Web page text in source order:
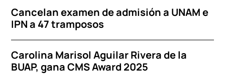
Cancelan examen de admisión a UNAM e
IPN a 47 tramposos
Carolina Marisol Aguilar Rivera de la
BUAP, gana CMS Award 2025